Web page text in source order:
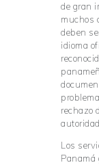
de gran
muchos
deben
idioma
rechazo
Los
Panamá